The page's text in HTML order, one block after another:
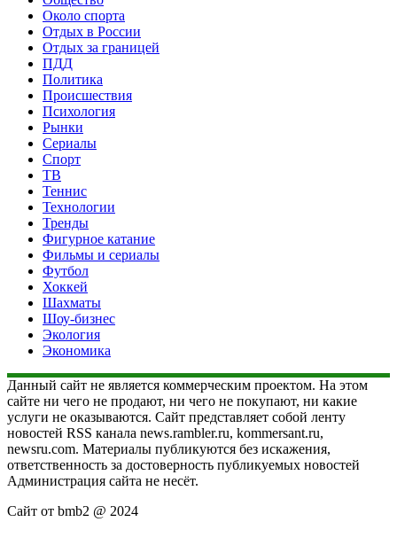
Около спорта
Отдых в России
Отдых за границей
ПДД
Политика
Происшествия
Психология
Рынки
Сериалы
Спорт
ТВ
Теннис
Технологии
Тренды
Фигурное катание
Фильмы и сериалы
Футбол
Хоккей
Шахматы
Шоу-бизнес
Экология
Экономика
Данный сайт не является коммерческим проектом. На этом
сайте ни чего не продают, ни чего не покупают, ни какие
услуги не оказываются. Сайт представляет собой ленту
новостей RSS канала news.rambler.ru, kommersant.ru,
newsru.com. Материалы публикуются без искажения,
ответственность за достоверность публикуемых новостей
Администрация сайта не несёт.
Сайт от bmb2 @ 2024